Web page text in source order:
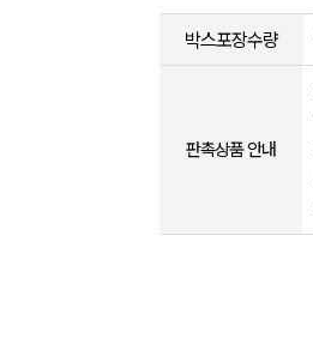
박스포장수량
판촉상품 안내